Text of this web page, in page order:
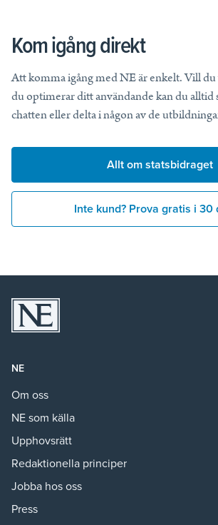
Kom igång direkt
Att komma igång med NE är enkelt. Vill
du optimerar ditt användande kan du alltid
chatten eller delta i någon av de
Allt om statsbidraget
Inte kund? Prova gratis i 30
NE
Om oss
NE som källa
Upphovsrätt
Redaktionella principer
Jobba hos oss
Press